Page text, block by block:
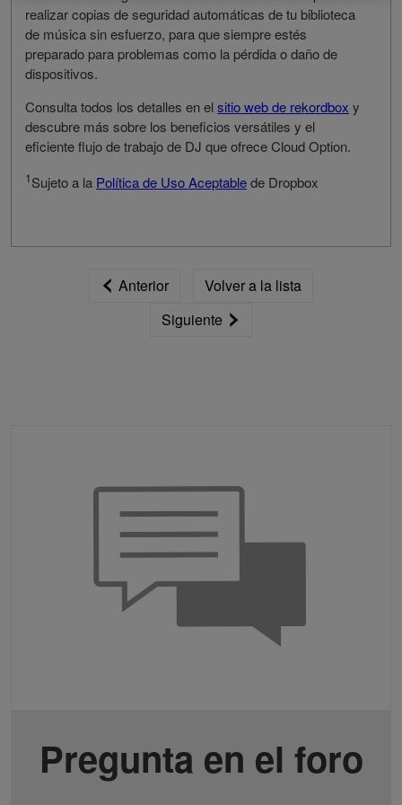
realizar copias de seguridad automáticas de tu biblioteca
de música sin esfuerzo, para que siempre estés
preparado para problemas como la pérdida o daño de
dispositivos.
Consulta todos los detalles en elsitio web de rekordbox y
descubre más sobre los beneficios versátiles y el
eficiente flujo de trabajo de DJ que ofrece Cloud Option.
1Sujeto a la Política de Uso Aceptablede Dropbox
Anterior
Volver a la lista
Siguiente
Pregunta en el foro